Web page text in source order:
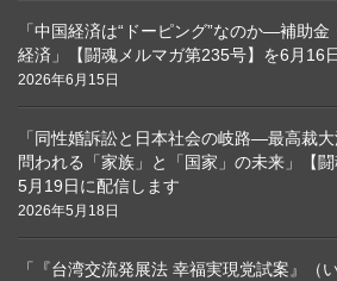
「中国経済は“ドーピング”なのか―補助
経済」【闘魂メルマガ第235号】を6月16
2026年6月15日
「同性婚訴訟と日本社会の岐路―最高裁
問われる「家族」と「国家」の未来」【
5月19日に配信します
2026年5月18日
「『台湾交流発展法 幸福実現党試案』（